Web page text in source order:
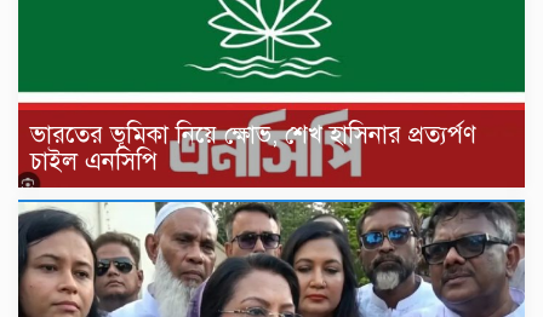
ভারতের ভূমিকা নিয়ে ক্ষোভ, শেখ হাসিনার প্রত্যর্পণ
চাইল এনসিপি